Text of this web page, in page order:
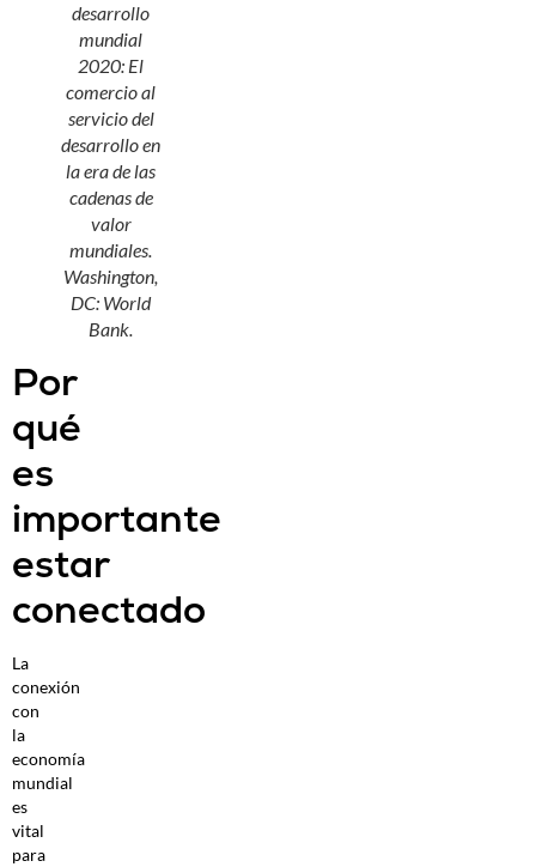
desarrollo
mundial
2020: El
comercio al
servicio del
desarrollo en
la era de las
cadenas de
valor
mundiales.
Washington,
DC: World
Bank.
Por
qué
es
importante
estar
conectado
La
conexión
con
la
economía
mundial
es
vital
para